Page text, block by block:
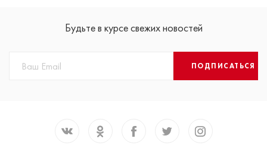
Будьте в курсе свежих новостей
ПОДПИСАТЬСЯ